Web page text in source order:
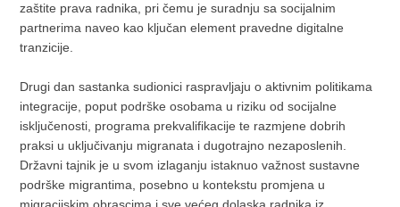
zaštite prava radnika, pri čemu je suradnju sa socijalnim
partnerima naveo kao ključan element pravedne digitalne
tranzicije.
Drugi dan sastanka sudionici raspravljaju o aktivnim politikama
integracije, poput podrške osobama u riziku od socijalne
isključenosti, programa prekvalifikacije te razmjene dobrih
praksi u uključivanju migranata i dugotrajno nezaposlenih.
Državni tajnik je u svom izlaganju istaknuo važnost sustavne
podrške migrantima, posebno u kontekstu promjena u